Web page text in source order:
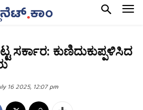
ಸರ್ಕಾರ: ಕುಣಿದುಕುಪ್ಪಳಿಸಿದ
16 2025, 12:07 pm